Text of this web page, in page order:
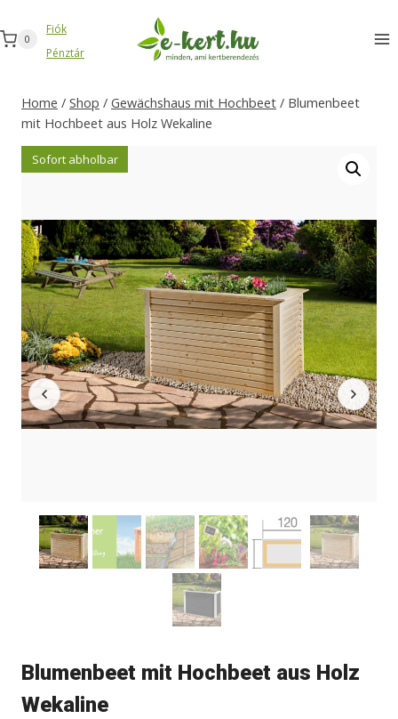
Inhalt
springen
0
Fiók
Pénztár
Home / Shop / Gewächshaus mit Hochbeet / Blumenbeet
mit Hochbeet aus Holz Wekaline
Sofort abholbar
Blumenbeet mit Hochbeet aus Holz
Wekaline